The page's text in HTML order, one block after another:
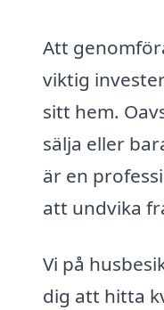
Att
viktig
sitt hem.
sälja eller
är en
att undvika
Vi på
dig att hitta